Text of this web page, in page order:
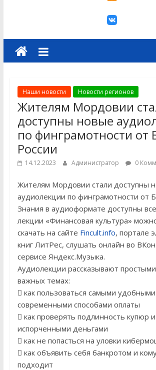
Наши новости Новости регионов
Жителям Мордовии
доступны новые
по финграмотности от
России
14.12.2023 Администратор 0
Жителям Мордовии стали доступны
аудиолекции по финграмотности от
Знания в аудиоформате доступны
лекции «Финансовая культура»
скачать на сайте Fincult.info, портале
книг ЛитРес, слушать онлайн во
сервисе Яндекс.Музыка.
Аудиолекции рассказывают
важных темах:
 как пользоваться самыми
современными способами оплаты
 как проверять подлинность купюр
испорченными деньгами
 как не попасться на уловки
 как объявить себя банкротом и
подходит